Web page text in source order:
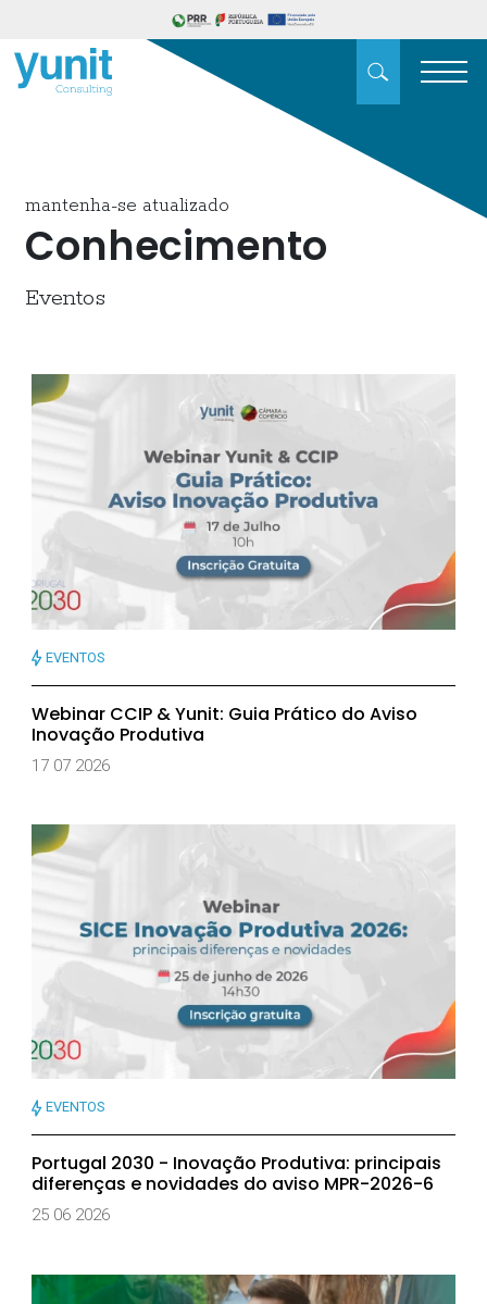
mantenha-se atualizado
Conhecimento
Eventos
EVENTOS
Webinar CCIP & Yunit: Guia Prático do Aviso
Inovação Produtiva
17 07 2026
EVENTOS
Portugal 2030 - Inovação Produtiva: principais
diferenças e novidades do aviso MPR-2026-6
25 06 2026